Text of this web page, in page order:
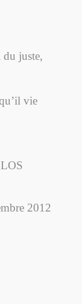
juste,
vie
2012